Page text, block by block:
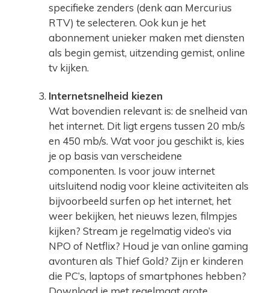
specifieke zenders (denk aan Mercurius
RTV) te selecteren. Ook kun je het
abonnement unieker maken met diensten
als begin gemist, uitzending gemist, online
tv kijken.
Internetsnelheid kiezen
Wat bovendien relevant is: de snelheid van
het internet. Dit ligt ergens tussen 20 mb/s
en 450 mb/s. Wat voor jou geschikt is, kies
je op basis van verscheidene
componenten. Is voor jouw internet
uitsluitend nodig voor kleine activiteiten als
bijvoorbeeld surfen op het internet, het
weer bekijken, het nieuws lezen, filmpjes
kijken? Stream je regelmatig video’s via
NPO of Netflix? Houd je van online gaming
avonturen als Thief Gold? Zijn er kinderen
die PC’s, laptops of smartphones hebben?